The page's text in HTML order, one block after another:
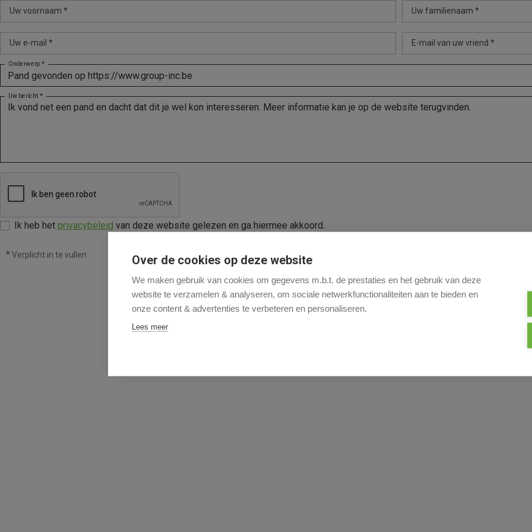
Uw voornaam * Uw familienaam *
Uw e-mail * E-mail van uw vriend *
Onderwerp *
Uw bericht *
Ik heb het privacybeleid van deze website gelezen en ga hiermee akkoord.
*Verplicht in te vullen Over de cookies op deze website
We maken gebruik van cookies om gegevens m.b.t. de prestaties en het gebruik van deze
website te verzamelen & analyseren, om sociale netwerkfunctionaliteiten aan te bieden en
onze content & advertenties te verbeteren en personaliseren.
Lees meer